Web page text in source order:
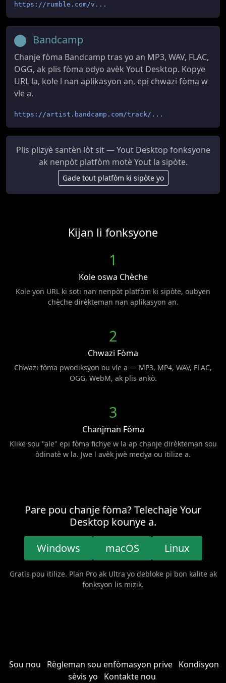
https://rumble.com/v...
Bandcamp
Chanje fòma Bandcamp tras yo an MP3, WAV, FLAC,
OGG, ak plis fòma odyo avèk Yout Desktop. Kopye
URL la, kole l nan aplikasyon an, epi chwazi fòma w
vle a.
https://artist.bandcamp.com/track/...
Plis plizyè santèn lòt sit — Yout Desktop fonksyone
ak nenpòt platfòm motè Yout la sipòte.
Gade tout platfòm ki sipòte yo
Kijan li fonksyone
1
Kole oswa Chèche
Kole yon URL ki soti nan nenpòt platfòm ki sipòte, oubyen
chèche dirèkteman nan aplikasyon an.
2
Chwazi Fòma
Chwazi fòma pwodiksyon ou vle a — MP3, MP4, WAV, FLAC,
OGG, WebM, ak plis ankò.
3
Chanjman Fòma
Klike sou "ale" epi fòma fichye w la ap chanje dirèkteman sou
òdinatè w la. Jwe l avèk jwè medya ou itilize a.
Pare pou chanje fòma? Telechaje Your
Desktop kounye a.
Windows
macOS Linux
Gratis pou itilize. Plan Pro ak Ultra yo debloke pi bon kalite ak
fonksyon lis mizik.
Sou nou Règleman sou enfòmasyon prive Kondisyon
sèvis yo
Kontakte nou